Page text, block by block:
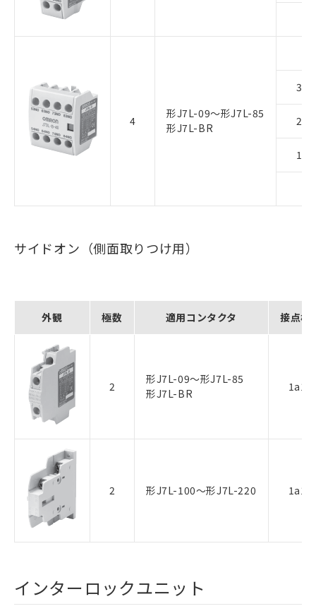
4
形J7L-09～形J7L-85
形J7L-BR
サイドオン（側面取りつけ用）
外観 極数 適用コンタクタ 接点構
2
形J7L-09～形J7L-85
形J7L-BR
1a1b
2 形J7L-100～形J7L-220 1a1b
インターロックユニット